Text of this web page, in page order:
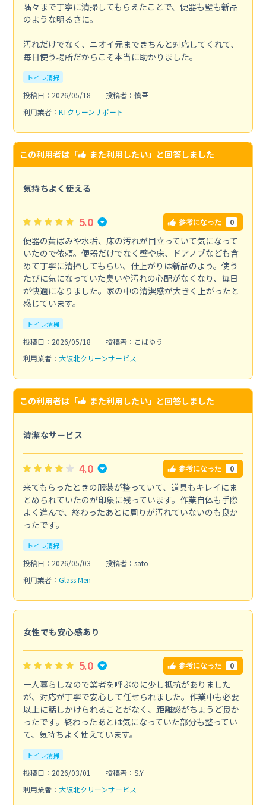
隅々まで丁寧に清掃してもらえたことで、便器も壁も新品
のような明るさに。
汚れだけでなく、ニオイ元まできちんと対応してくれて、
毎日使う場所だからこそ本当に助かりました。
トイレ清掃
投稿日：2026/05/18
投稿者：慎吾
利用業者： KTクリーンサポート
この利用者は「 また利用したい」と回答しました
気持ちよく使える
5.0 参考になった 0
便器の黄ばみや水垢、床の汚れが目立っていて気になって
いたので依頼。便器だけでなく壁や床、ドアノブなども含
めて丁寧に清掃してもらい、仕上がりは新品のよう。使う
たびに気になっていた臭いや汚れの心配がなくなり、毎日
が快適になりました。家の中の清潔感が大きく上がったと
感じています。
トイレ清掃
投稿日：2026/05/18
投稿者：こばゆう
利用業者： 大阪北クリーンサービス
この利用者は「 また利用したい」と回答しました
清潔なサービス
4.0 参考になった 0
来てもらったときの服装が整っていて、道具もキレイにま
とめられていたのが印象に残っています。作業自体も手際
よく進んで、終わったあとに周りが汚れていないのも良か
ったです。
トイレ清掃
投稿日：2026/05/03
投稿者：sato
利用業者： Glass Men
女性でも安心感あり
5.0 参考になった 0
一人暮らしなので業者を呼ぶのに少し抵抗がありました
が、対応が丁寧で安心して任せられました。作業中も必要
以上に話しかけられることがなく、距離感がちょうど良か
ったです。終わったあとは気になっていた部分も整ってい
て、気持ちよく使えています。
トイレ清掃
投稿日：2026/03/01
投稿者：S.Y
利用業者： 大阪北クリーンサービス